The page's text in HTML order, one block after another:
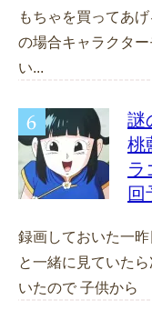
もちゃを買ってあ
の場合キャラクタ
い...
謎
桃
ラ
回
録画しておいた一
と一緒に見ていた
いたので 子供から